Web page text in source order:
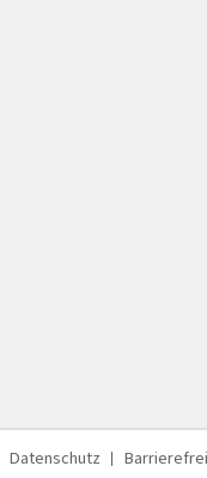
Datenschutz